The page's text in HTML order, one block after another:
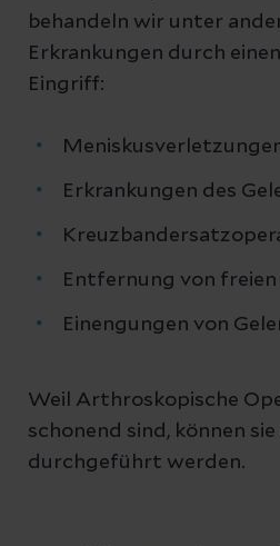
behandeln wir unter
Erkrankungen durch
Eingriff:
Erkrankungen des
Entfernung von
Einengungen von
Weil Arthroskopische
schonend sind, können
durchgeführt werden.